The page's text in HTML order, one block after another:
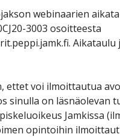
webinaarien
3003 osoitteesta
Aikataulu
ettet voi ilmoittautua
sinulla on läsnäolevan
Jamkissa
opintoihin